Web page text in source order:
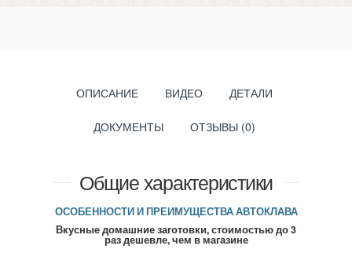
ОПИСАНИЕ ВИДЕО ДЕТАЛИ
ДОКУМЕНТЫ ОТЗЫВЫ (0)
Общие характеристики
ОСОБЕННОСТИ И ПРЕИМУЩЕСТВА АВТОКЛАВА
Вкусные домашние заготовки, стоимостью до 3
раз дешевле, чем в магазине